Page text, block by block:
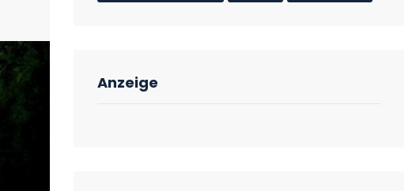
Anzeige